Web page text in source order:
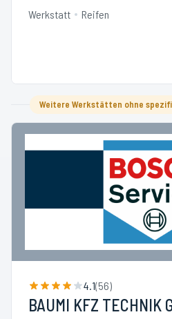
Werkstatt Reifen
Weitere Werkstätten ohne
4.1(56)
BAUMI KFZ TECHNIK